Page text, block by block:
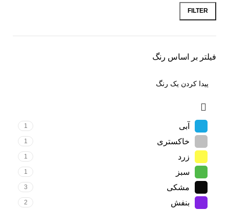
FILTER
فیلتر بر اساس رنگ
آبی 1
خاکستری 1
زرد 1
سبز 1
مشکی 3
بنفش 2